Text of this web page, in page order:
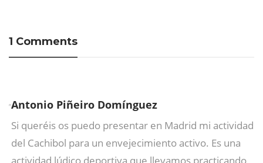
1 Comments
Antonio Piñeiro Domínguez
Si queréis os puedo presentar en Madrid mi actividad
del Cachibol para un envejecimiento activo. Es una